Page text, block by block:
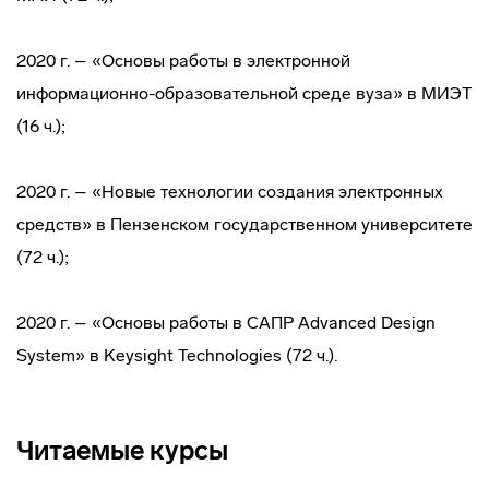
2020 г. – «Основы работы в электронной
информационно-образовательной среде вуза» в МИЭТ
(16 ч.);
2020 г. – «Новые технологии создания электронных
средств» в Пензенском государственном университете
(72 ч.);
2020 г. – «Основы работы в САПР Advanced Design
System» в Keysight Technologies (72 ч.).
Читаемые курсы